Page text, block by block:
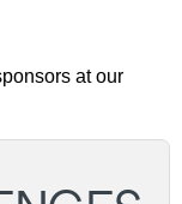
at our